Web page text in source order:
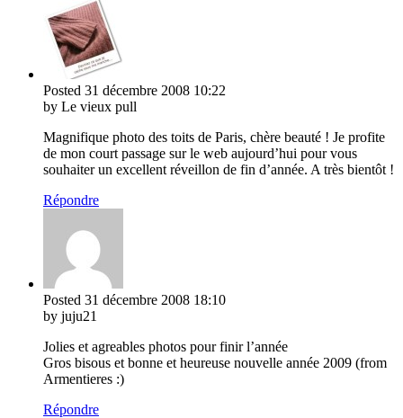
Posted 31 décembre 2008 10:22
by Le vieux pull
Magnifique photo des toits de Paris, chère beauté ! Je profite
de mon court passage sur le web aujourd’hui pour vous
souhaiter un excellent réveillon de fin d’année. A très bientôt !
Répondre
Posted 31 décembre 2008 18:10
by juju21
Jolies et agreables photos pour finir l’année
Gros bisous et bonne et heureuse nouvelle année 2009 (from
Armentieres :)
Répondre